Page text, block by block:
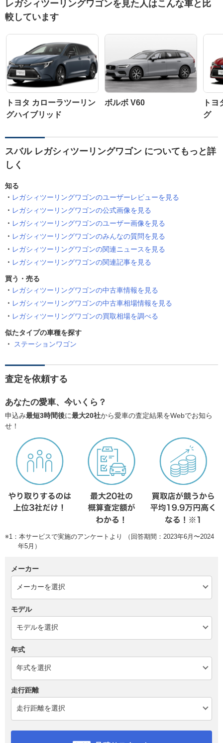
レガシィツーリングワゴンを見た人はこんな車と比
較しています
トヨタ カローラツーリン
グハイブリッド
ボルボ V60
ト
グ
スバル レガシィツーリングワゴン についてもっと詳
しく
知る
レガシィツーリングワゴンのユーザーレビューを見る
レガシィツーリングワゴンの公式画像を見る
レガシィツーリングワゴンのユーザー画像を見る
レガシィツーリングワゴンのみんなの質問を見る
レガシィツーリングワゴンの関連ニュースを見る
レガシィツーリングワゴンの関連記事を見る
買う・売る
レガシィツーリングワゴンの中古車情報を見る
レガシィツーリングワゴンの中古車相場情報を見る
レガシィツーリングワゴンの買取相場を調べる
似たタイプの車種を探す
ステーションワゴン
査定を依頼する
あなたの愛車、今いくら？
申込み最短3時間後に最大20社から愛車の査定結果をWebでお知ら
せ！
※1：本サービスで実施のアンケートより （回答期間：2023年6月〜2024
年5月）
メーカー
モデル
年式
走行距離